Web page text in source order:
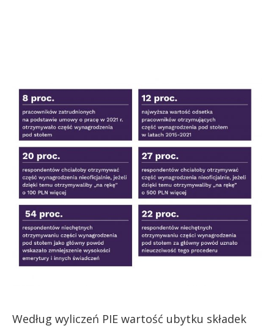
Według wyliczeń PIE wartość ubytku składek